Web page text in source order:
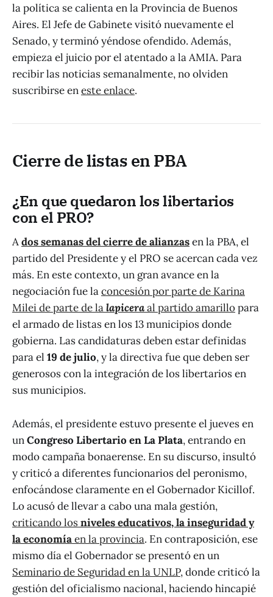
la política se calienta en la Provincia de Buenos
Aires. El Jefe de Gabinete visitó nuevamente el
Senado, y terminó yéndose ofendido. Además,
empieza el juicio por el atentado a la AMIA. Para
recibir las noticias semanalmente, no olviden
suscribirse eneste enlace.
Cierre de listas en PBA
¿En que quedaron los libertarios
con el PRO?
Ados semanas del cierre de alianzasen la PBA, el
partido del Presidente y el PRO se acercan cada vez
más. En este contexto, un gran avance en la
negociación fue laconcesión por parte de Karina
Milei de parte de lalapiceraal partido amarillopara
el armado de listas en los 13 municipios donde
gobierna. Las candidaturas deben estar definidas
para el 19 de julio, y la directiva fue que deben ser
generosos con la integración de los libertarios en
sus municipios.
Además, el presidente estuvo presente el jueves en
unCongreso Libertario en La Plata, entrando en
modo campaña bonaerense. En su discurso, insultó
y criticó a diferentes funcionarios del peronismo,
enfocándose claramente en el Gobernador Kicillof.
Lo acusó de llevar a cabo una mala gestión,
criticando losniveles educativos, la inseguridad y
la economíaen la provincia. En contraposición, ese
mismo día el Gobernador se presentó en un
Seminario de Seguridad en la UNLP, donde criticó la
gestión del oficialismo nacional, haciendo hincapié